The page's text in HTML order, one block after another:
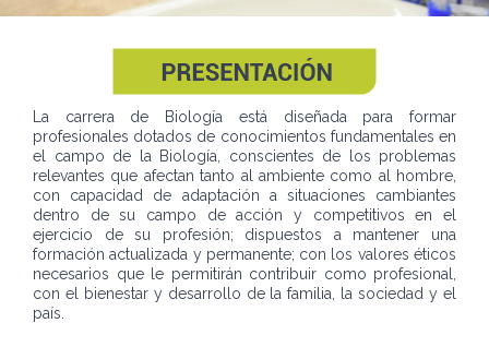
La carrera de Biología está diseñada para formar
profesionales dotados de conocimientos fundamentales en
el campo de la Biología, conscientes de los problemas
relevantes que afectan tanto al ambiente como al hombre,
con capacidad de adaptación a situaciones cambiantes
dentro de su campo de acción y competitivos en el
ejercicio de su profesión; dispuestos a mantener una
formación actualizada y permanente; con los valores éticos
necesarios que le permitirán contribuir como profesional,
con el bienestar y desarrollo de la familia, la sociedad y el
país.